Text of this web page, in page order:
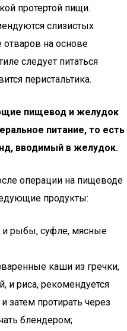
протертой пищи.
слизистых
на основе
следует питаться
перистальтика.
пищевод и желудок
питание, то есть
вводимый в желудок.
операции на пищеводе
продукты:
и рыбы, суфле, мясные
каши из гречки,
и риса, рекомендуется
затем протирать через
блендером;